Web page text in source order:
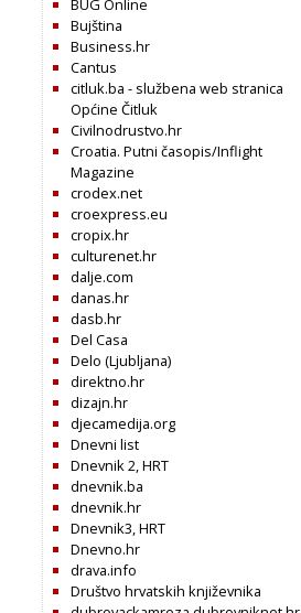
BUG Online
Bujština
Business.hr
Cantus
citluk.ba - službena web stranica
Općine Čitluk
Civilnodrustvo.hr
Croatia. Putni časopis/Inflight
Magazine
crodex.net
croexpress.eu
cropix.hr
culturenet.hr
dalje.com
danas.hr
dasb.hr
Del Casa
Delo (Ljubljana)
direktno.hr
dizajn.hr
djecamedija.org
Dnevni list
Dnevnik 2, HRT
dnevnik.ba
dnevnik.hr
Dnevnik3, HRT
Dnevno.hr
drava.info
Društvo hrvatskih književnika